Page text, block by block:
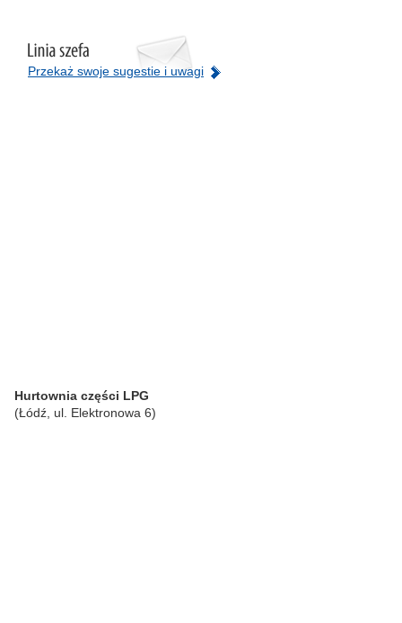
Przekaż swoje sugestie i uwagi
Hurtownia części LPG
(Łódź, ul. Elektronowa 6)